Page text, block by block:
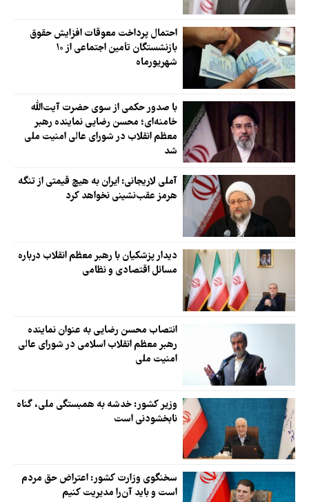
احتمال پرداخت معوقات افزایش حقوق
بازنشستگان تأمین اجتماعی از ۱۰
شهریورماه
با صدور حکمی از سوی حضرت آیت‌الله
خامنه‌ای؛ محسن رضایی نماینده رهبر
معظم انقلاب در شورای عالی امنیت ملی
شد
آملی‌ لاریجانی: ایران به هیچ قیمتی از تنگه
هرمز عقب‌نشینی نخواهد کرد
دیدار پزشکیان با رهبر معظم انقلاب درباره
مسائل اقتصادی و نظامی
انتصاب محسن رضایی به عنوان نماینده
رهبر معظم انقلاب اسلامی در شورای عالی
امنیت ملی
وزیر کشور: خدشه به همبستگی ملی، گناه
نابخشودنی است
سخنگوی وزارت کشور: اعتراض حق مردم
است و باید آن‌را مدیریت کنیم